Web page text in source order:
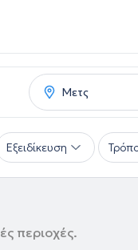
Εξειδίκευση
περιοχές.